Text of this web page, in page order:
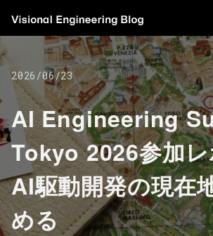
2026/06/23
AI Engineering
Tokyo 2026参加
AI駆動開発の現在
める